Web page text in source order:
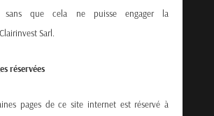
IMD ranking 2025
has officially claimed the top
sans que cela ne puisse engager la
Sarl.
réservées
pages de ce site internet est réservé à